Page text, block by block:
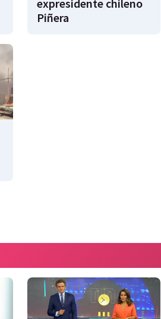
expresidente chileno
Piñera